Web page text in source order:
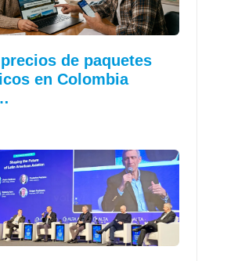
de paquetes
en Colombia